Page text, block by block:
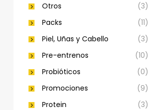
Otros
(3)
Packs
(11)
Piel, Uñas y Cabello
(3)
Pre-entrenos
(10)
Probióticos
(0)
Promociones
(9)
Protein
(3)